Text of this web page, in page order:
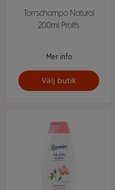
Torrschampo Natural
200ml Proffs
Mer info
Välj butik